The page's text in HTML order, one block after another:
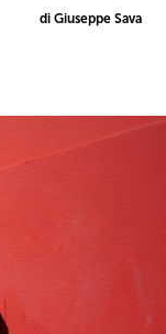
di Giuseppe Sava